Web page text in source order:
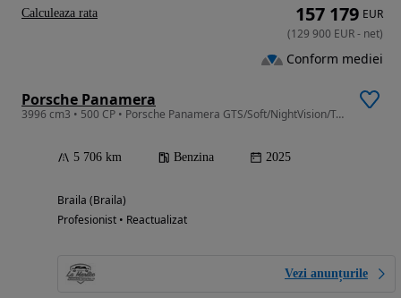
Porsche Panamera
3996 cm3 • 500 CP • Porsche Panamera GTS/Soft/NightVision/Trapa/HUD
5 706 km Benzina 2025
Braila (Braila)
Profesionist • Reactualizat
Vezi anunțurile
157 179 EUR
(129 900 EUR- net)
Conform mediei
Calculeaza rata